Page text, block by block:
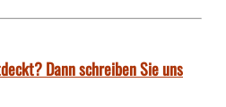
Dann schreiben Sie uns